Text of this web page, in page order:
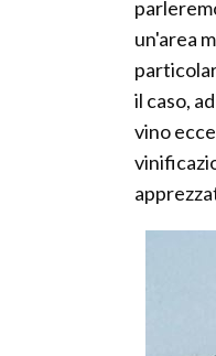
un'area
il caso,
vino